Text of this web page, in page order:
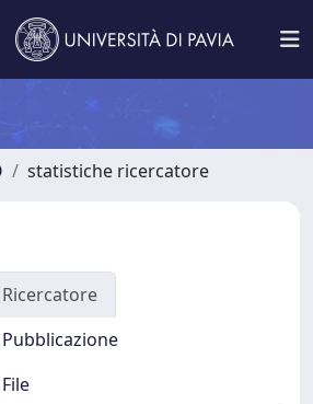
statistiche ricercatore